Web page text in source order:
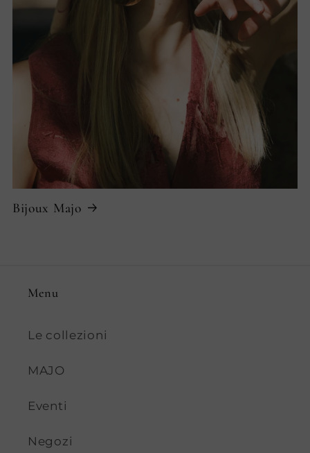
Bijoux Majo
Menu
Le collezioni
MAJO
Eventi
Negozi